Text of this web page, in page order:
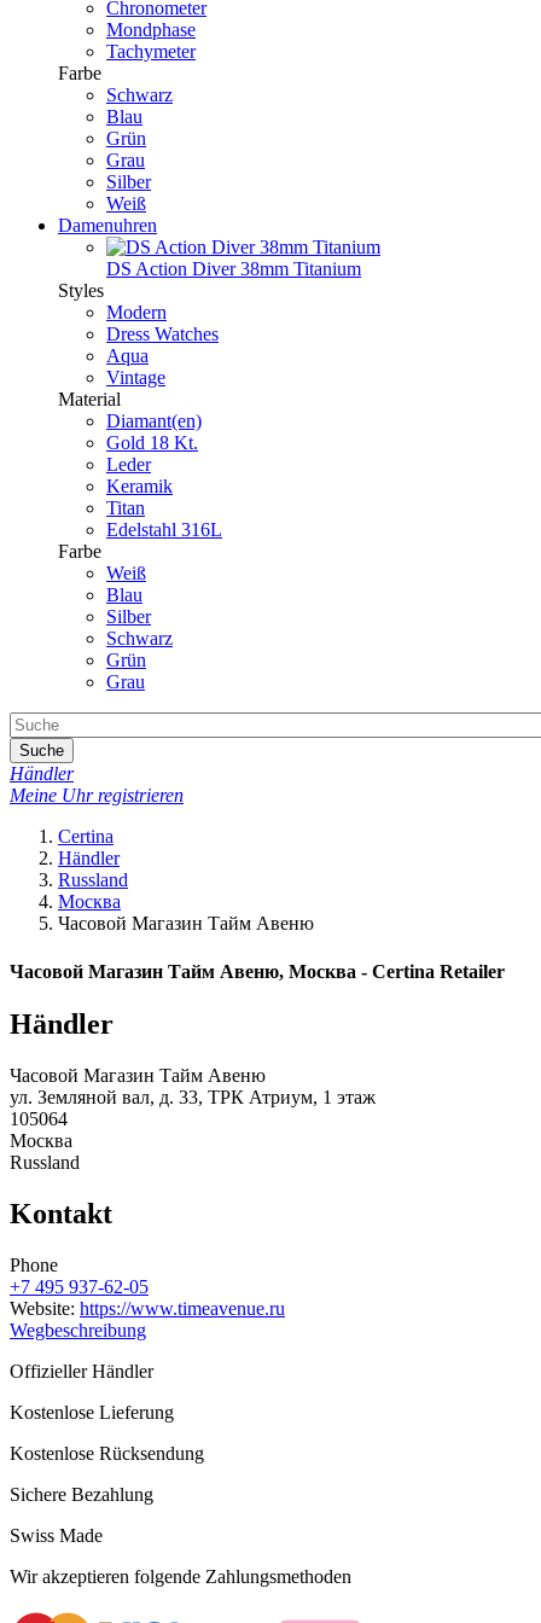
Chronometer
Mondphase
Tachymeter
Farbe
Schwarz
Blau
Grün
Grau
Silber
Weiß
Damenuhren
DS Action Diver 38mm Titanium
Styles
Modern
Dress Watches
Aqua
Vintage
Material
Diamant(en)
Gold 18 Kt.
Leder
Keramik
Titan
Edelstahl 316L
Farbe
Weiß
Blau
Silber
Schwarz
Grün
Grau
Suche
Händler
Meine Uhr registrieren
Certina
Händler
Russland
Москва
Часовой Магазин Тайм Авеню
Часовой Магазин Тайм Авеню, Москва - Certina Retailer
Händler
Часовой Магазин Тайм Авеню
ул. Земляной вал, д. 33, ТРК Атриум, 1 этаж
105064
Москва
Russland
Kontakt
Phone
+7 495 937-62-05
Website: https://www.timeavenue.ru
Wegbeschreibung
Offizieller Händler
Kostenlose Lieferung
Kostenlose Rücksendung
Sichere Bezahlung
Swiss Made
Wir akzeptieren folgende Zahlungsmethoden